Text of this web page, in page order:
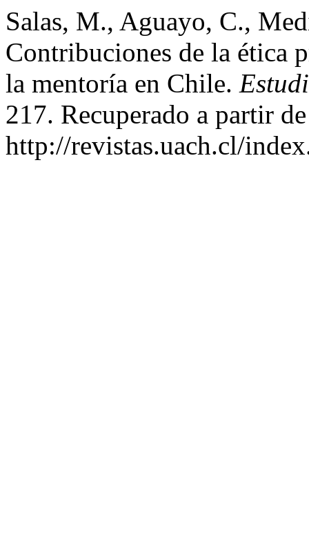
Salas, M., Aguayo, C.,
Contribuciones de la ética
la mentoría en Chile.
217. Recuperado a partir de
http://revistas.uach.cl/